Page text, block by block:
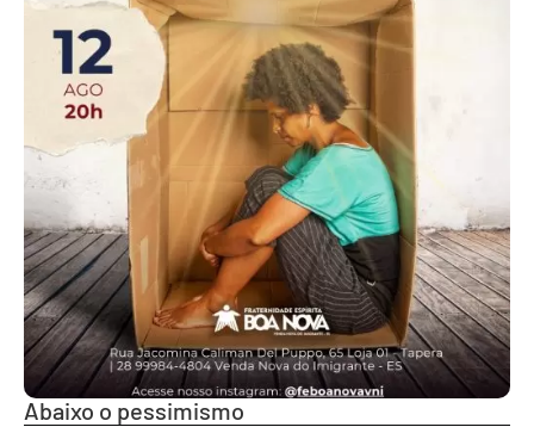
Abaixo o pessimismo